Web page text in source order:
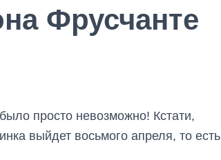
Фрусчанте
просто невозможно! Кстати,
выйдет восьмого апреля, то есть